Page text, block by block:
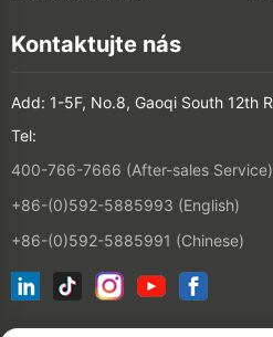
Kontaktujte nás
Add: 1-5F, No.8, Gaoqi South 12th
Tel:
400-766-7666 (After-sales Service)
+86-(0)592-5885993 (English)
+86-(0)592-5885991 (Chinese)